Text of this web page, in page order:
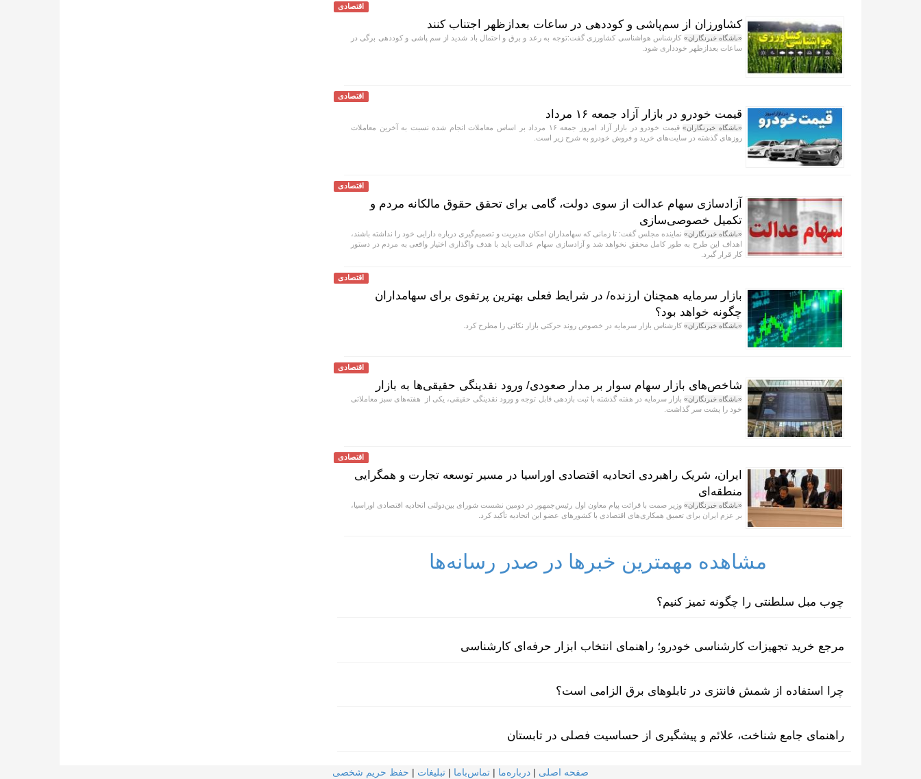
اقتصادی
کشاورزان از سم‌پاشی و کوددهی در ساعات بعدازظهر اجتناب کنند
«باشگاه خبرنگاران» کارشناس هواشناسی کشاورزی گفت:توجه به رعد و برق و احتمال باد شدید از سم پاشی و کوددهی برگی در
ساعات بعدازظهر خودداری شود.
اقتصادی
قیمت خودرو در بازار آزاد جمعه ۱۶ مرداد
«باشگاه خبرنگاران»
قیمت خودرو در بازار آزاد امروز جمعه ۱۶ مرداد بر اساس معاملات انجام شده نسبت به آخرین معاملات
روز‌های گذشته در سایت‌های خرید و فروش خودرو به شرح زیر است.
اقتصادی
آزادسازی سهام عدالت از سوی دولت، گامی برای تحقق حقوق مالکانه مردم و
تکمیل خصوصی‌سازی
«باشگاه خبرنگاران» نماینده مجلس گفت: تا زمانی که سهامداران امکان مدیریت و تصمیم‌گیری درباره دارایی خود را نداشته باشند،
اهداف این طرح به طور کامل محقق نخواهد شد و آزادسازی سهام عدالت باید با هدف واگذاری اختیار واقعی به مردم در دستور
کار قرار گیرد.
اقتصادی
بازار سرمایه همچنان ارزنده/ در شرایط فعلی بهترین پرتفوی برای سهامداران
چگونه خواهد بود؟
«باشگاه خبرنگاران» کارشناس بازار سرمایه در خصوص روند حرکتی بازار نکاتی را مطرح کرد.
اقتصادی
شاخص‌های بازار سهام سوار بر مدار صعودی/ ورود نقدینگی حقیقی‌ها به بازار
«باشگاه خبرنگاران» بازار سرمایه در هفته گذشته با ثبت بازدهی قابل توجه و ورود نقدینگی حقیقی، یکی از هفته‌های سبز معاملاتی
خود را پشت سر گذاشت.
اقتصادی
ایران، شریک راهبردی اتحادیه اقتصادی اوراسیا در مسیر توسعه تجارت و همگرایی
منطقه‌ای
«باشگاه خبرنگاران» وزیر صمت با قرائت پیام معاون اول رئیس‌جمهور در دومین نشست شورای بین‌دولتی اتحادیه اقتصادی اوراسیا،
بر عزم ایران برای تعمیق همکاری‌های اقتصادی با کشورهای عضو این اتحادیه تأکید کرد.
مشاهده مهمترین خبرها در صدر رسانه‌ها
چوب مبل سلطنتی را چگونه تمیز کنیم؟
مرجع خرید تجهیزات کارشناسی خودرو؛ راهنمای انتخاب ابزار حرفه‌ای کارشناسی
چرا استفاده از شمش فانتزی در تابلوهای برق الزامی است؟
راهنمای جامع شناخت، علائم و پیشگیری از حساسیت فصلی در تابستان
صفحه اصلی | درباره‌ما | تماس‌با‌ما | تبلیغات | حفظ حریم شخصی